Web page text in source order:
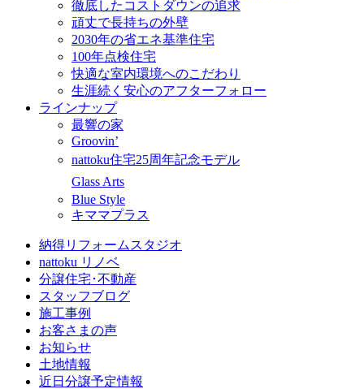
徹底したコストダウンの追求
頑丈で長持ちの外壁
2030年の省エネ基準住宅
100年点検住宅
快適な室内環境へのこだわり
生涯続く安心のアフターフォロー
ラインナップ
最響の家
Groovin’
nattoku住宅25周年記念モデル
Glass Arts
Blue Style
キママプラス
納得リフォームスタジオ
nattoku リノベ
分譲住宅･不動産
スタッフブログ
施工事例
お客さまの声
お知らせ
土地情報
近日分譲予定情報